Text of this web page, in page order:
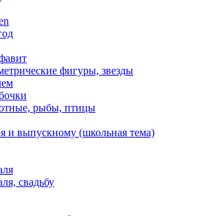
фигуры, звезды
рыбы, птицы
и выпускному (школьная тема)
свадьбу